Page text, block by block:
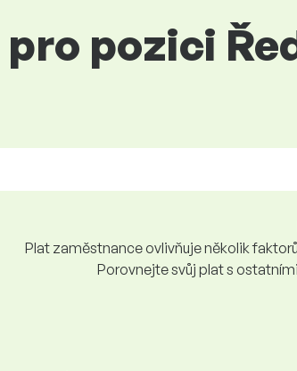
pozici
Plat zaměstnance ovlivňuje několik
Porovnejte svůj plat s